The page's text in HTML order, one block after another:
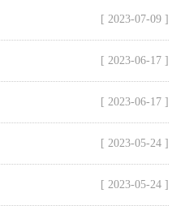
[ 2023-07-09 ]
[ 2023-06-17 ]
[ 2023-06-17 ]
[ 2023-05-24 ]
[ 2023-05-24 ]